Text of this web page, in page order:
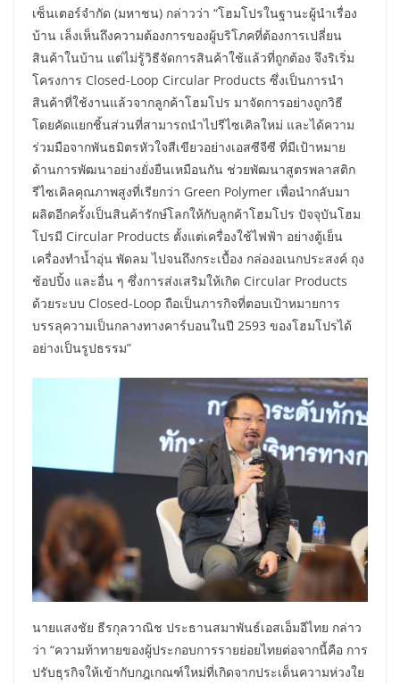
เซ็นเตอร์จำกัด (มหาชน) กล่าวว่า “โฮมโปรในฐานะผู้นำเรื่อง
บ้าน เล็งเห็นถึงความต้องการของผู้บริโภคที่ต้องการเปลี่ยน
สินค้าในบ้าน แต่ไม่รู้วิธีจัดการสินค้าใช้แล้วที่ถูกต้อง จึงริเริ่ม
โครงการ Closed-Loop Circular Products ซึ่งเป็นการนำ
สินค้าที่ใช้งานแล้วจากลูกค้าโฮมโปร มาจัดการอย่างถูกวิธี
โดยคัดแยกชิ้นส่วนที่สามารถนำไปรีไซเคิลใหม่ และได้ความ
ร่วมมือจากพันธมิตรหัวใจสีเขียวอย่างเอสซีจีซี ที่มีเป้าหมาย
ด้านการพัฒนาอย่างยั่งยืนเหมือนกัน ช่วยพัฒนาสูตรพลาสติก
รีไซเคิลคุณภาพสูงที่เรียกว่า Green Polymer เพื่อนำกลับมา
ผลิตอีกครั้งเป็นสินค้ารักษ์โลกให้กับลูกค้าโฮมโปร ปัจจุบันโฮม
โปรมี Circular Products ตั้งแต่เครื่องใช้ไฟฟ้า อย่างตู้เย็น
เครื่องทำน้ำอุ่น พัดลม ไปจนถึงกระเบื้อง กล่องอเนกประสงค์ ถุง
ช้อปปิ้ง และอื่น ๆ ซึ่งการส่งเสริมให้เกิด Circular Products
ด้วยระบบ Closed-Loop ถือเป็นภารกิจที่ตอบเป้าหมายการ
บรรลุความเป็นกลางทางคาร์บอนในปี 2593 ของโฮมโปรได้
อย่างเป็นรูปธรรม”
นายแสงชัย ธีรกุลวาณิช ประธานสมาพันธ์เอสเอ็มอีไทย กล่าว
ว่า “ความท้าทายของผู้ประกอบการรายย่อยไทยต่อจากนี้คือ การ
ปรับธุรกิจให้เข้ากับกฎเกณฑ์ใหม่ที่เกิดจากประเด็นความห่วงใย